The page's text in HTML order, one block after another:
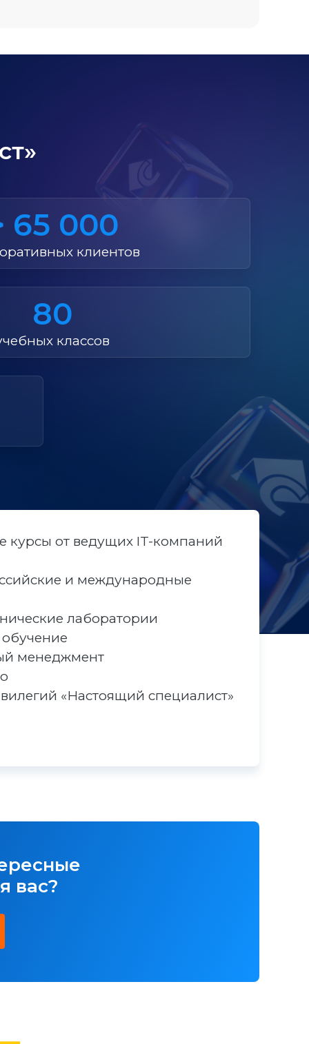
65 000
клиентов
80
классов
курсы от ведущих IT-компаний
и международные
лаборатории
менеджмент
«Настоящий специалист»
вас?